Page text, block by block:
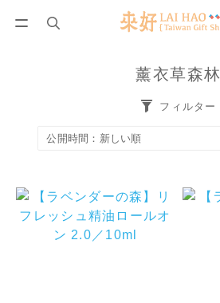
薰衣草森林
フィルター